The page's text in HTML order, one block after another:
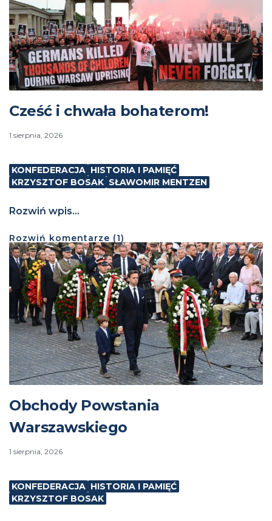
Cześć i chwała bohaterom!
1 sierpnia, 2026
KONFEDERACJA HISTORIA I PAMIĘĆ
KRZYSZTOF BOSAK SŁAWOMIR MENTZEN
Rozwiń wpis...
Rozwiń komentarze (1)
Obchody Powstania
Warszawskiego
1 sierpnia, 2026
KONFEDERACJA HISTORIA I PAMIĘĆ
KRZYSZTOF BOSAK